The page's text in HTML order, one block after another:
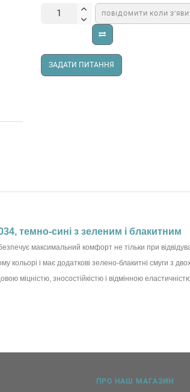
ПОВІДОМИТИ КОЛИ
ЗАДАТИ ПИТАННЯ
темно-сині з зеленим і блакитним
максимальний комфорт не тільки при
і має додаткові зелено-блакитні смуги з
міцністю, зносостійкістю і відмінною
ПРО НАШ МАГАЗИН